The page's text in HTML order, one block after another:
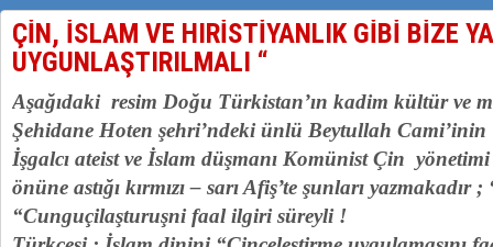
MHP’DEN URUMÇİ KATLİAMI MESAJİ : 05.07.2009
ÇİN’İN ANKARA BÜYÜKELÇİSİ JİANG’İN TRABZON
ÇİN, İSLAM VE HIRİSTİYANLIK GİBİ BİZE
UYGUNLAŞTIRILMALI “
Aşağıdaki resim Doğu Türkistan’ın kadim kültür ve
Şehidane Hoten şehri’ndeki ünlü Beytullah
İşgalcı ateist ve İslam düşmanı Komünist Çin
önüne astığı kırmızı – sarı Afiş’te şunları
“Cunguçilaşturuşni faal ilgiri süreyli !